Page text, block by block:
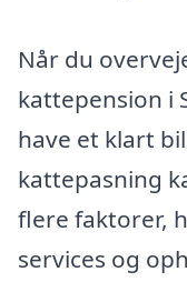
Når du
kattepension i
have et klart
kattepasning
flere faktorer,
services og